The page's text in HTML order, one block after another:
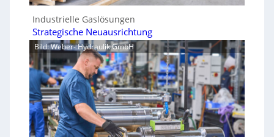
Industrielle Gaslösungen
Strategische Neuausrichtung
Bild: Weber- Hydraulik GmbH